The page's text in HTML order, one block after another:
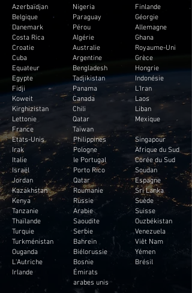
Azerbaïdjan
Belgique
Danemark
Costa Rica
Croatie
Cuba
Equateur
Egypte
Fidji
Koweit
Kirghizistan
Lettonie
France
Etats-Unis
Irak
Italie
Israël
Jordan
Kazakhstan
Kenya
Tanzanie
Thaïlande
Turquie
Turkménistan
Ouganda
L'Autriche
Irlande
Nigeria
Paraguay
Pérou
Algérie
Australie
Argentine
Bengladesh
Tadjikistan
Panama
Canada
Chili
Qatar
Taïwan
Philippines
Pologne
le Portugal
Porto Rico
Qatar
Roumanie
Russie
Arabie
Saoudite
Serbie
Bahreïn
Biélorussie
Bosnie
Émirats
arabes unis
Finlande
Géorgie
Allemagne
Ghana
Royaume-Uni
Grèce
Hongrie
Indonésie
L'Iran
Laos
Liban
Mexique
Singapour
Afrique du Sud
Corée du Sud
Soudan
Espagne
Sri Lanka
Suède
Suisse
Ouzbékistan
Venezuela
Viêt Nam
Yémen
Brésil